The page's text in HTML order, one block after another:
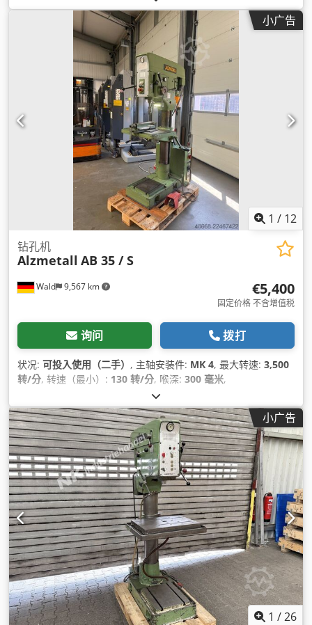
小广告
1 / 12
Wald 9,567 km
钻孔机
Alzmetall AB 35 / S
€5,400
固定价格 不含增值税
询问 拨打
状况: 可投入使用（二手） , 主轴安装件: MK 4, 最大转速: 3,500
转/分, 转速（最小）: 130 转/分, 喉深: 300 毫米,
小广告
1 /26